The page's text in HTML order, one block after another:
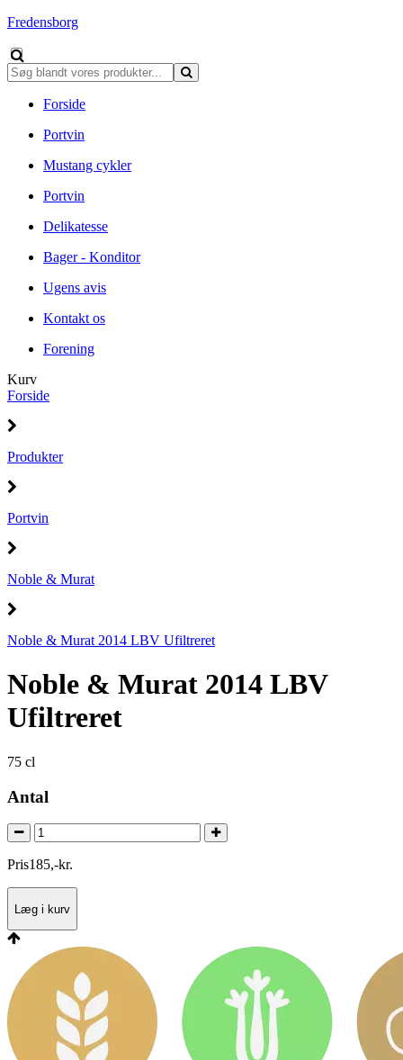
Fredensborg
Forside
Portvin
Mustang cykler
Portvin
Delikatesse
Bager - Konditor
Ugens avis
Kontakt os
Forening
Kurv
Forside
Produkter
Portvin
Noble & Murat
Noble & Murat 2014 LBV Ufiltreret
Noble & Murat 2014 LBV
Ufiltreret
75 cl
Antal
Pris185,-kr.
Læg i kurv